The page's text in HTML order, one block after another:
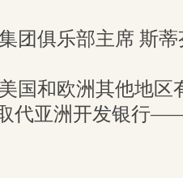
团俱乐部主席 斯蒂
国和欧洲其他地
代亚洲开发银行